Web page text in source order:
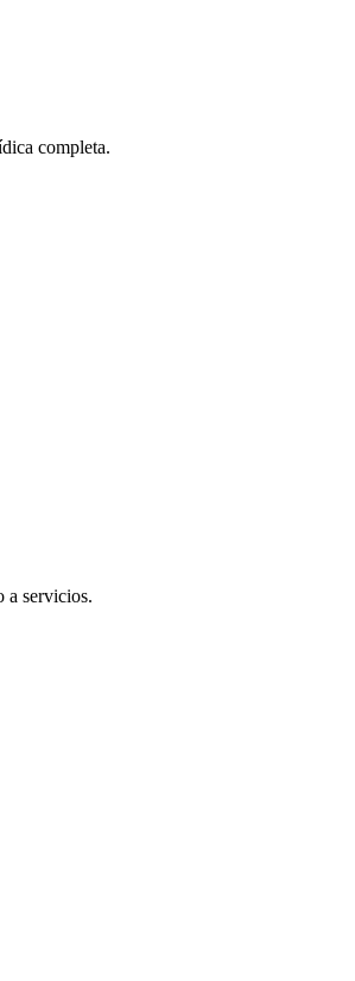
completa.
a servicios.